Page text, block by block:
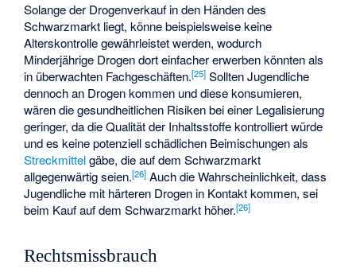
Solange der Drogenverkauf in den Händen des
Schwarzmarkt liegt, könne beispielsweise keine
Alterskontrolle gewährleistet werden, wodurch
Minderjährige Drogen dort einfacher erwerben könnten als
in überwachten Fachgeschäften.[25] Sollten Jugendliche
dennoch an Drogen kommen und diese konsumieren,
wären die gesundheitlichen Risiken bei einer Legalisierung
geringer, da die Qualität der Inhaltsstoffe kontrolliert würde
und es keine potenziell schädlichen Beimischungen als
Streckmittelgäbe, die auf dem Schwarzmarkt
allgegenwärtig seien.[26] Auch die Wahrscheinlichkeit, dass
Jugendliche mit härteren Drogen in Kontakt kommen, sei
beim Kauf auf dem Schwarzmarkt höher.[26]
Rechtsmissbrauch